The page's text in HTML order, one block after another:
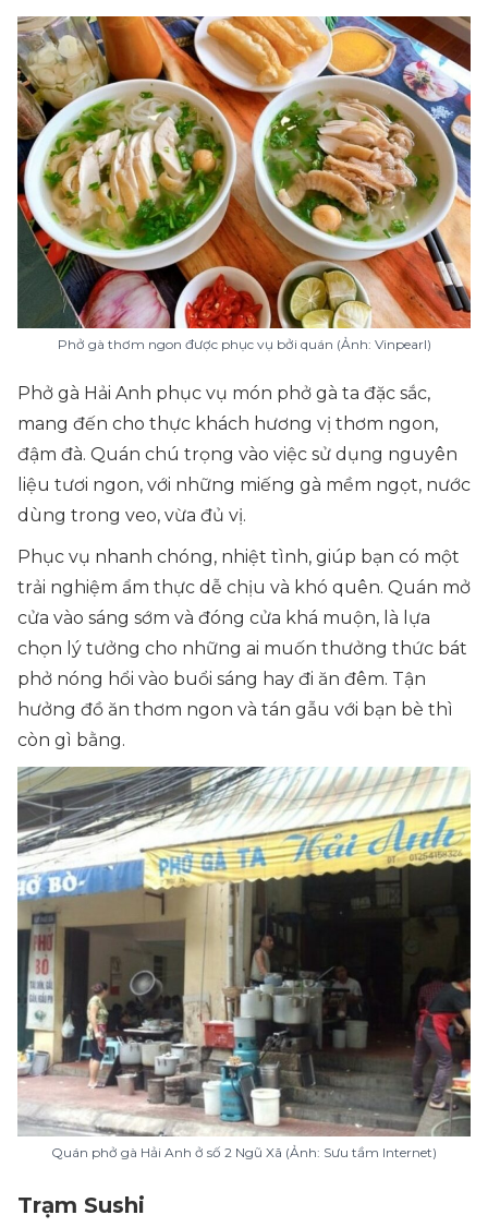
Phở gà thơm ngon được phục vụ bởi quán (Ảnh: Vinpearl)
Phở gà Hải Anh phục vụ món phở gà ta đặc sắc,
mang đến cho thực khách hương vị thơm ngon,
đậm đà. Quán chú trọng vào việc sử dụng nguyên
liệu tươi ngon, với những miếng gà mềm ngọt, nước
dùng trong veo, vừa đủ vị.
Phục vụ nhanh chóng, nhiệt tình, giúp bạn có một
trải nghiệm ẩm thực dễ chịu và khó quên. Quán mở
cửa vào sáng sớm và đóng cửa khá muộn, là lựa
chọn lý tưởng cho những ai muốn thưởng thức bát
phở nóng hổi vào buổi sáng hay đi ăn đêm. Tận
hưởng đồ ăn thơm ngon và tán gẫu với bạn bè thì
còn gì bằng.
Quán phở gà Hải Anh ở số 2 Ngũ Xã (Ảnh: Sưu tầm Internet)
Trạm Sushi